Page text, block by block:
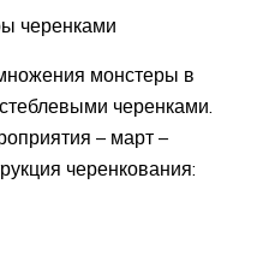
черенками
монстеры в
черенками.
– март –
черенкования: